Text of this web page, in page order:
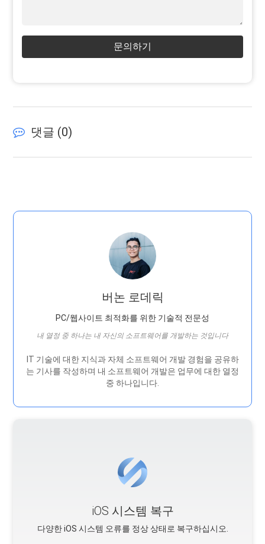
문의하기
댓글 (0)
버논 로데릭
PC/웹사이트 최적화를 위한 기술적 전문성
내 열정 중 하나는 내 자신의 소프트웨어를 개발하는 것입니다
IT 기술에 대한 지식과 자체 소프트웨어 개발 경험을 공유하
는 기사를 작성하며 내 소프트웨어 개발은 ​​업무에 대한 열정
중 하나입니다.
iOS 시스템 복구
다양한 iOS 시스템 오류를 정상 상태로 복구하십시오.